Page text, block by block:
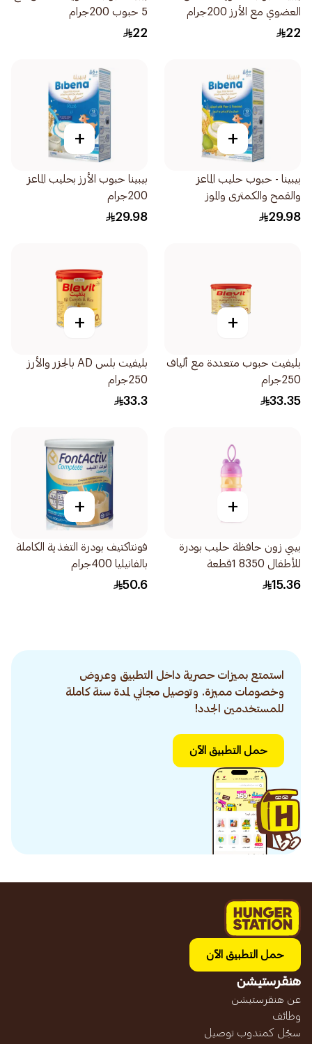
العضوي مع الأرز 200جرام
22
5 حبوب 200جرام
22
+
بيبينا - حبوب حليب الماعز
والقمح والكمثرى والموز
200جرام
29.98
+
بيبينا حبوب الأرز بحليب الماعز
200جرام
29.98
+
بليفيت حبوب متعددة مع ألياف
250جرام
33.35
+
بليفيت بلس AD بالجزر والأرز
250جرام
33.3
+
بيبي زون حافظة حليب بودرة
للأطفال 8350 1قطعة
15.36
+
فونتاكتيف بودرة التغذية الكاملة
بالفانيليا 400جرام
50.6
استمتع بميزات حصرية داخل التطبيق وعروض
وخصومات مميزة. وتوصيل مجاني لمدة سنة كاملة
للمستخدمين الجدد!
حمل التطبيق الآن
حمل التطبيق الآن
هنقرستيشن
عن هنقرستيشن
وظائف
سجّل كمندوب توصيل